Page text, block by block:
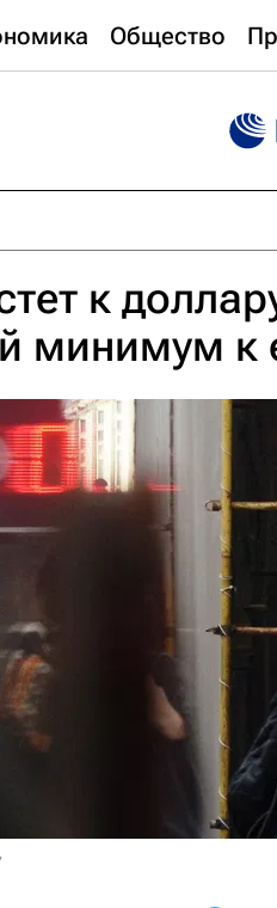
Общество
к
минимум к